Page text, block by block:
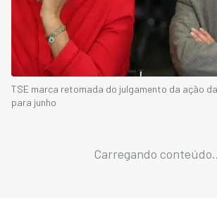
TSE marca retomada do julgamento da ação
para junho
Carregando